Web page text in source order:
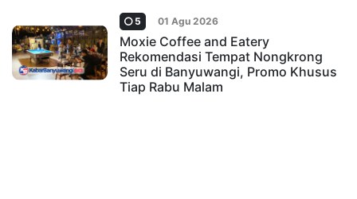
5 01 Agu 2026
Moxie Coffee and Eatery
Rekomendasi Tempat Nongkrong
Seru di Banyuwangi, Promo Khusus
Tiap Rabu Malam